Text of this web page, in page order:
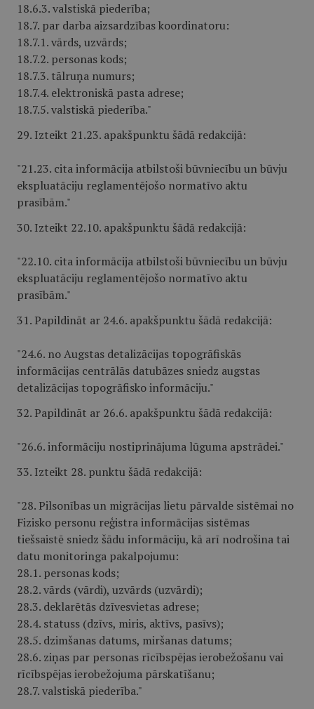
18.6.3. valstiskā piederība;
18.7. par darba aizsardzības koordinatoru:
18.7.1. vārds, uzvārds;
18.7.2. personas kods;
18.7.3. tālruņa numurs;
18.7.4. elektroniskā pasta adrese;
18.7.5. valstiskā piederība."
29. Izteikt 21.23. apakšpunktu šādā redakcijā:
"21.23. cita informācija atbilstoši būvniecību un būvju
ekspluatāciju reglamentējošo normatīvo aktu
prasībām."
30. Izteikt 22.10. apakšpunktu šādā redakcijā:
"22.10. cita informācija atbilstoši būvniecību un būvju
ekspluatāciju reglamentējošo normatīvo aktu
prasībām."
31. Papildināt ar 24.6. apakšpunktu šādā redakcijā:
"24.6. no Augstas detalizācijas topogrāfiskās
informācijas centrālās datubāzes sniedz augstas
detalizācijas topogrāfisko informāciju."
32. Papildināt ar 26.6. apakšpunktu šādā redakcijā:
"26.6. informāciju nostiprinājuma lūguma apstrādei."
33. Izteikt 28. punktu šādā redakcijā:
"28. Pilsonības un migrācijas lietu pārvalde sistēmai no
Fizisko personu reģistra informācijas sistēmas
tiešsaistē sniedz šādu informāciju, kā arī nodrošina tai
datu monitoringa pakalpojumu:
28.1. personas kods;
28.2. vārds (vārdi), uzvārds (uzvārdi);
28.3. deklarētās dzīvesvietas adrese;
28.4. statuss (dzīvs, miris, aktīvs, pasīvs);
28.5. dzimšanas datums, miršanas datums;
28.6. ziņas par personas rīcībspējas ierobežošanu vai
rīcībspējas ierobežojuma pārskatīšanu;
28.7. valstiskā piederība."